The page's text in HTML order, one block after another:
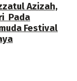
Azizah,
Pada
Festival